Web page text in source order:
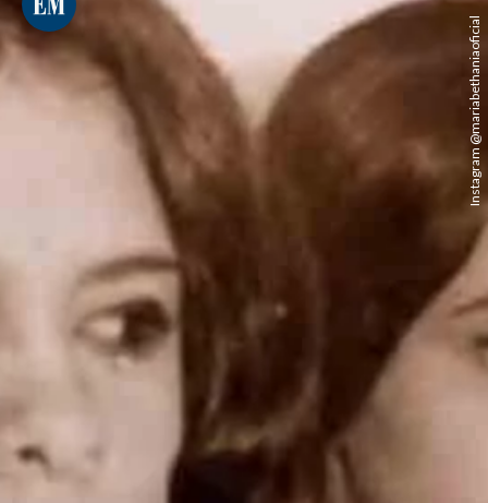
Instagram @mariabethaniaoficial